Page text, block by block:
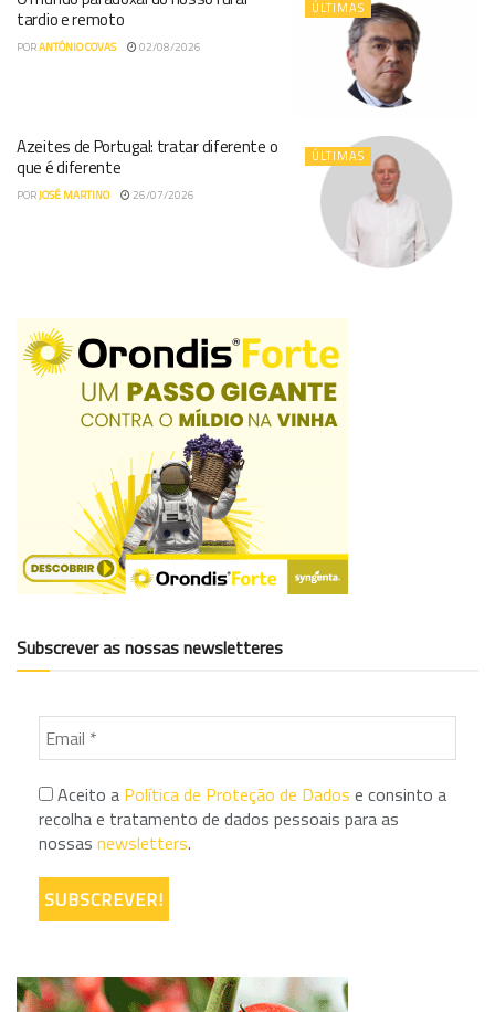
ÚLTIMAS
tardio e remoto
PORANTÓNIO COVAS 02/08/2026
ÚLTIMAS
Azeites de Portugal: tratar diferente o
que é diferente
PORJOSÉ MARTINO 26/07/2026
Subscrever as nossas newsletteres
Aceito a Política de Proteção de Dados e consinto a
recolha e tratamento de dados pessoais para as
nossas newsletters.